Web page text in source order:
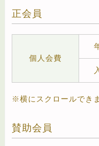
正会員
個人会費
※横にスクロールでき
賛助会員